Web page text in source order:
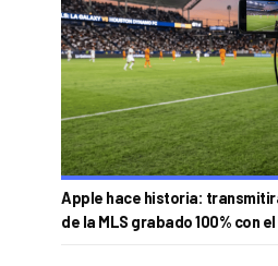
Apple hace historia:
de la MLS grabado 100% con el